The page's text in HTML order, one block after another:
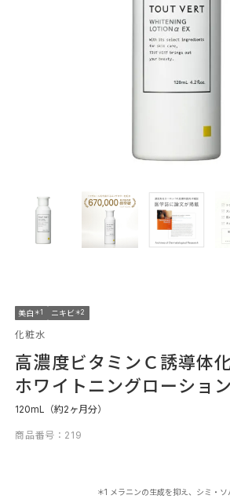
美白 ＊1 ニキビ ＊2
化粧水
高濃度ビタミンＣ誘導体
ホワイトニングローショ
120mL（約2ヶ月分）
商品番号：219
＊1 メラニンの生成を抑え、シミ・